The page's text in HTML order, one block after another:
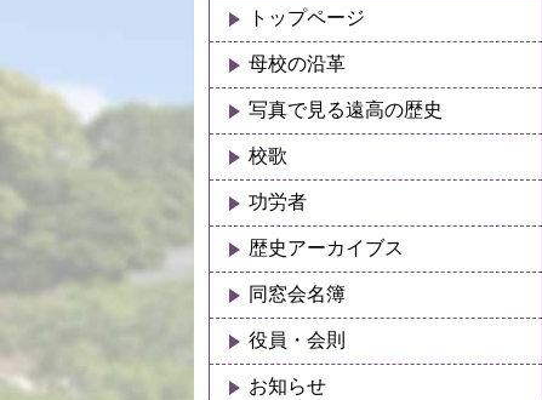
トップページ
母校の沿革
写真で見る遠高の歴史
校歌
功労者
歴史アーカイブス
同窓会名簿
役員・会則
お知らせ